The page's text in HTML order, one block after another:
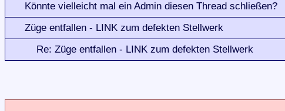
Könnte vielleicht mal ein Admin diesen Thread schließen?
Züge entfallen - LINK zum defekten Stellwerk
Re: Züge entfallen - LINK zum defekten Stellwerk